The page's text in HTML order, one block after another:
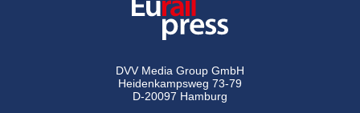
DVV Media Group GmbH
Heidenkampsweg 73-79
D-20097 Hamburg